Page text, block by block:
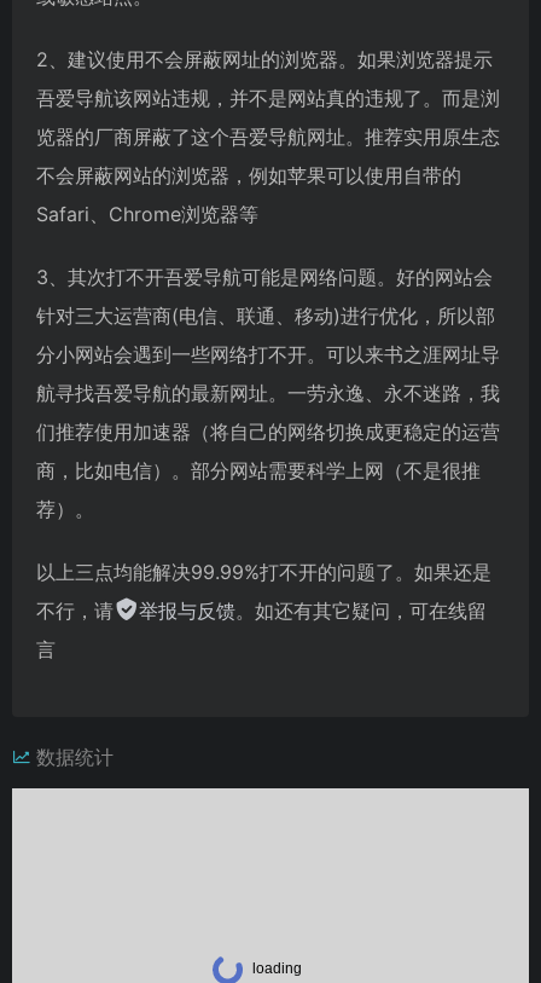
2、建议使用不会屏蔽网址的浏览器。如果浏览器提示
吾爱导航该网站违规，并不是网站真的违规了。而是浏
览器的厂商屏蔽了这个吾爱导航网址。推荐实用原生态
不会屏蔽网站的浏览器，例如苹果可以使用自带的
Safari、Chrome浏览器等
3、其次打不开吾爱导航可能是网络问题。好的网站会
针对三大运营商(电信、联通、移动)进行优化，所以部
分小网站会遇到一些网络打不开。可以来书之涯网址导
航寻找吾爱导航的最新网址。一劳永逸、永不迷路，我
们推荐使用加速器（将自己的网络切换成更稳定的运营
商，比如电信）。部分网站需要科学上网（不是很推
荐）。
以上三点均能解决99.99%打不开的问题了。如果还是
不行，请
举报与反馈。如还有其它疑问，可在线留
言
数据统计